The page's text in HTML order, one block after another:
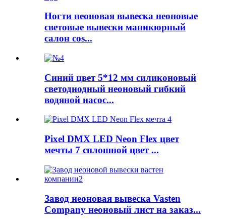
Ногти неоновая вывеска неоновые
световые вывески маникюрный
салон cos...
Синий цвет 5*12 мм силиконовый
светодиодный неоновый гибкий
водяной насос...
Pixel DMX LED Neon Flex цвет
мечты 7 сплошной цвет ...
Завод неоновая вывеска Vasten
Company неоновый лист на заказ...